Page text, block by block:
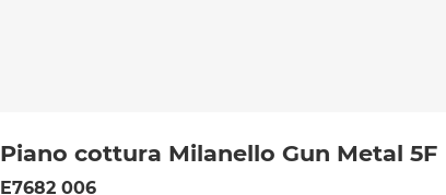
Piano cottura Milanello Gun Metal 5F
E7682 006